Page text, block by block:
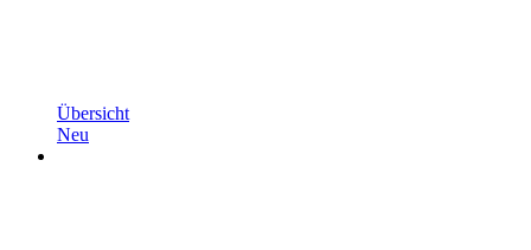
Übersicht
Neu